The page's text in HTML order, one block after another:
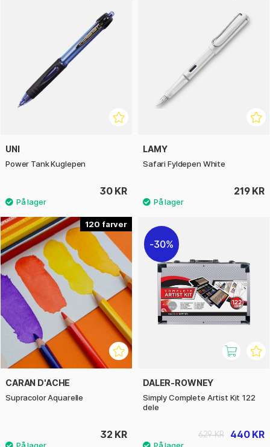
UNI
Power Tank Kuglepen
30 KR
LAMY
Safari Fyldepen White
219 KR
120
CARAN D'ACHE
Supracolor Aquarelle
32 KR
30%
DALER-ROWNEY
Simply Complete Artist Kit 122
dele
440 KR
629 KR